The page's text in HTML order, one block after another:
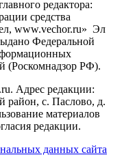
редактора:
средства
www.vechor.ru» Эл
Федеральной
(Роскомнадзор РФ).
Адрес редакции:
район, с. Паслово, д.
материалов
редакции.
данных сайта